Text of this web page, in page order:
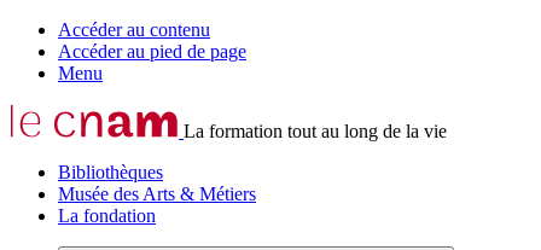
Accéder au contenu
Accéder au pied de page
Menu
La formation tout au long de la vie
Bibliothèques
Musée des Arts & Métiers
La fondation